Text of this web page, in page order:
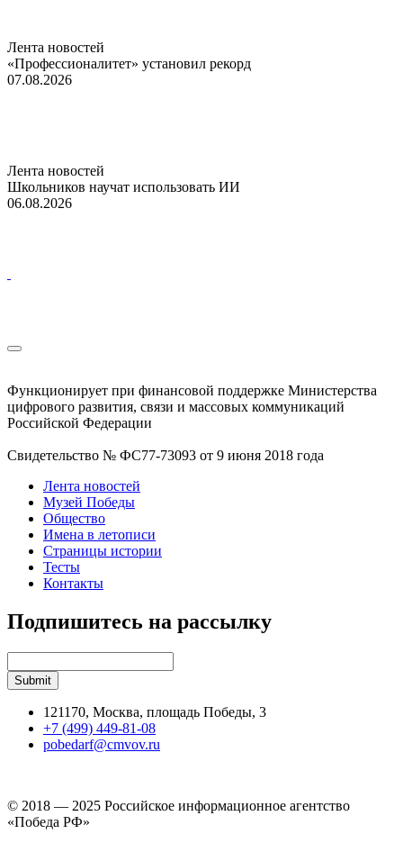
Лента новостей
«Профессионалитет» установил рекорд
07.08.2026
Лента новостей
Школьников научат использовать ИИ
06.08.2026
Функционирует при финансовой поддержке Министерства
цифрового развития, связи и массовых коммуникаций
Российской Федерации
Свидетельство № ФС77-73093 от 9 июня 2018 года
Лента новостей
Музей Победы
Общество
Имена в летописи
Страницы истории
Тесты
Контакты
Подпишитесь на рассылку
121170, Москва, площадь Победы, 3
+7 (499) 449-81-08
pobedarf@cmvov.ru
© 2018 — 2025 Российское информационное агентство
«Победа РФ»